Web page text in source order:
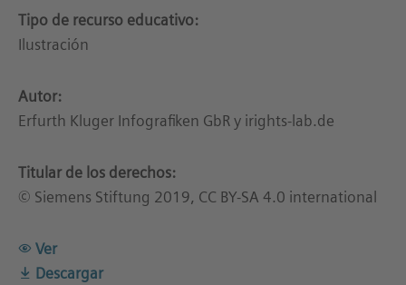
Tipo de recurso educativo:
Ilustración
Autor:
Erfurth Kluger Infografiken GbR y irights-lab.de
Titular de los derechos:
© Siemens Stiftung 2019, CC BY-SA 4.0 international
Ver
Descargar